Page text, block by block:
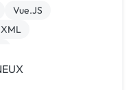
quotidien e...
Vue.JS